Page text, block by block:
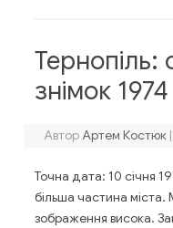
Тернопіль:
знімок
Автор Артем Костюк |
Точна дата: 10 січня
більша частина міста.
зображення висока.